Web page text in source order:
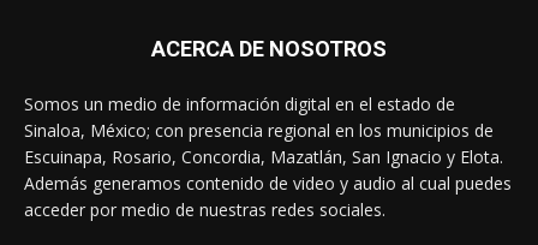
ACERCA DE NOSOTROS
Somos un medio de información digital en el estado de
Sinaloa, México; con presencia regional en los municipios de
Escuinapa, Rosario, Concordia, Mazatlán, San Ignacio y Elota.
Además generamos contenido de video y audio al cual puedes
acceder por medio de nuestras redes sociales.